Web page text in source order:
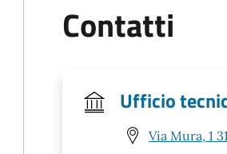
Contatti
Ufficio
Via Mura, 1